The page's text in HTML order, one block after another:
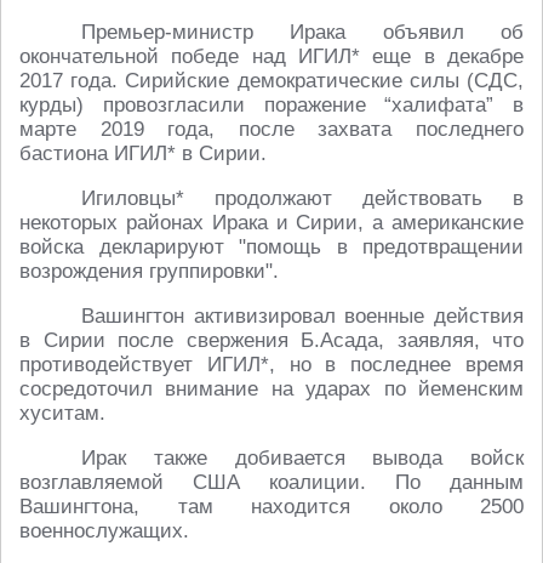
Премьер-министр Ирака объявил об
окончательной победе над ИГИЛ* еще в декабре
2017 года. Сирийские демократические силы (СДС,
курды) провозгласили поражение “халифата” в
марте 2019 года, после захвата последнего
бастиона ИГИЛ* в Сирии.
Игиловцы* продолжают действовать в
некоторых районах Ирака и Сирии, а американские
войска декларируют "помощь в предотвращении
возрождения группировки".
Вашингтон активизировал военные действия
в Сирии после свержения Б.Асада, заявляя, что
противодействует ИГИЛ*, но в последнее время
сосредоточил внимание на ударах по йеменским
хуситам.
Ирак также добивается вывода войск
возглавляемой США коалиции. По данным
Вашингтона, там находится около 2500
военнослужащих.